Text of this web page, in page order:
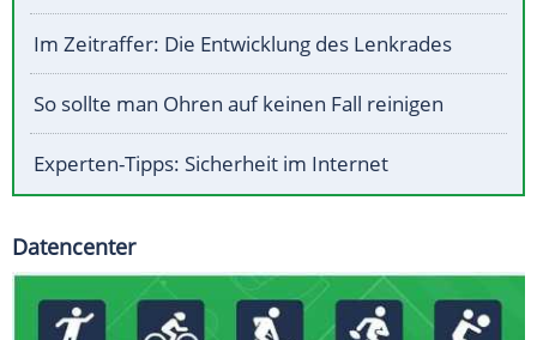
Im Zeitraffer: Die Entwicklung des Lenkrades
So sollte man Ohren auf keinen Fall reinigen
Experten-Tipps: Sicherheit im Internet
Datencenter